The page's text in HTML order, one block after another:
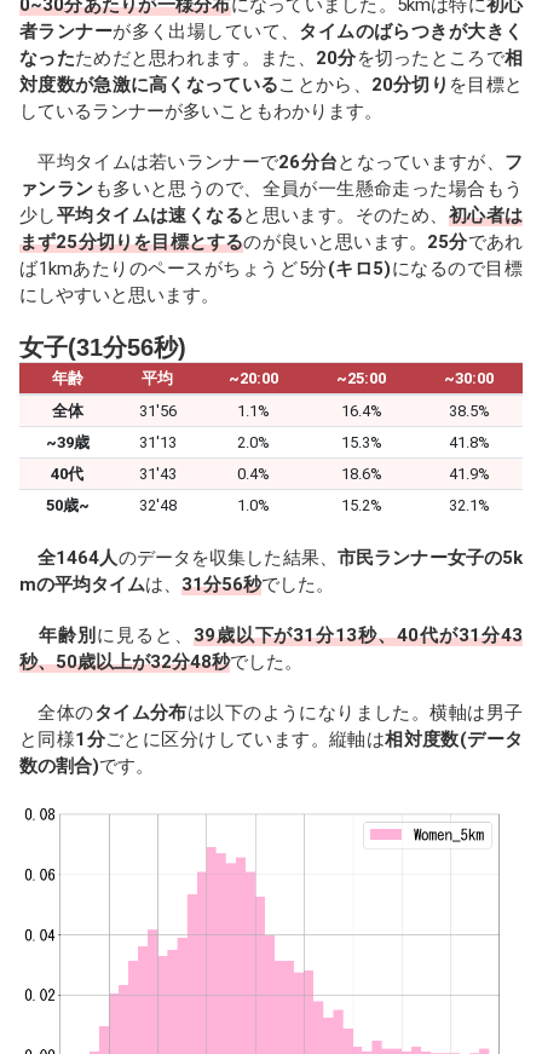
0~30分あたりが一様分布になっていました。5kmは特に初心
者ランナーが多く出場していて、 タイムのばらつきが大きく
なったためだと思われます。また、 20分を切ったところで相
対度数が急激に高くなっていることから、 20分切り を目標と
しているランナーが多いこともわかります。
平均タイムは若いランナーで26分台となっていますが、 フ
ァンラン も多いと思うので、全員が一生懸命走った場合もう
少し平均タイムは速くなると思います。そのため、 初心者は
まず25分切りを目標とするのが良いと思います。 25分であれ
ば1kmあたりのペースがちょうど5分(キロ5)になるので目標
にしやすいと思います。
女子(31分56秒)
年齢 平均 ~20:00 ~25:00
~30:00
全体
31'56 1.1% 16.4%
38.5%
~39歳
31'13 2.0% 15.3%
41.8%
40代
31'43 0.4% 18.6%
41.9%
50歳~
32'48 1.0% 15.2% 32.1%
全1464人のデータを収集した結果、 市民ランナー女子の5k
mの平均タイムは、 31分56秒でした。
年齢別 に見ると、 39歳以下が31分13秒、40代が31分43
秒、50歳以上が32分48秒でした。
全体のタイム分布は以下のようになりました。横軸は男子
と同様1分ごとに区分けしています。縦軸は相対度数(データ
数の割合)です。